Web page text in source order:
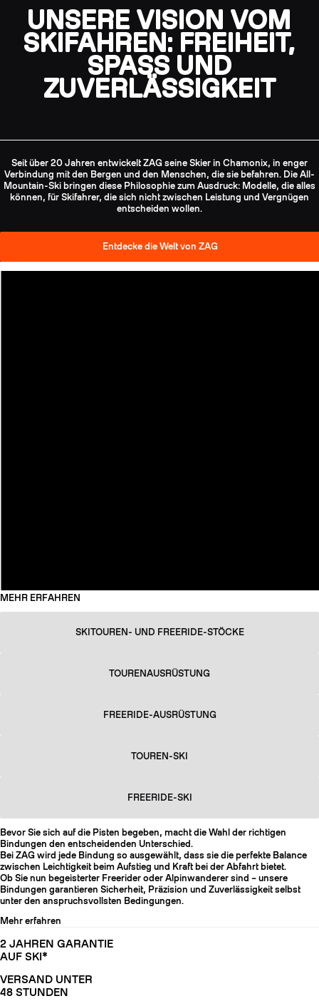
UNSERE VISION VOM
SKIFAHREN: FREIHEIT,
SPASS UND Z
UVERLÄSSIGKEIT
Seit über 20 Jahren entwickelt ZAG seine Skier in Chamonix, in enger
Verbindung mit den Bergen und den Menschen, die sie befahren. Die All-
Mountain-Ski bringen diese Philosophie zum Ausdruck: Modelle, die alles
können, für Skifahrer, die sich nicht zwischen Leistung und Vergnügen
entscheiden wollen.
Entdecke die Welt von ZAG
MEHR ERFAHREN
SKITOUREN- UND FREERIDE-STÖCKE
TOURENAUSRÜSTUNG
FREERIDE-AUSRÜSTUNG
TOUREN-SKI
FREERIDE-SKI
Bevor Sie sich auf die Pisten begeben, macht die Wahl der richtigen
Bindungen den entscheidenden Unterschied.
Bei ZAG wird jede Bindung so ausgewählt, dass sie die perfekte Balance
zwischen Leichtigkeit beim Aufstieg und Kraft bei der Abfahrt bietet.
Ob Sie nun begeisterter Freerider oder Alpinwanderer sind – unsere
Bindungen garantieren Sicherheit, Präzision und Zuverlässigkeit selbst
unter den anspruchsvollsten Bedingungen.
Mehr erfahren
2 JAHREN GARANTIE
AUF SKI*
VERSAND UNTER
48 STUNDEN